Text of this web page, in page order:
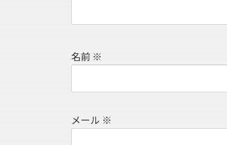
名前※
メール※